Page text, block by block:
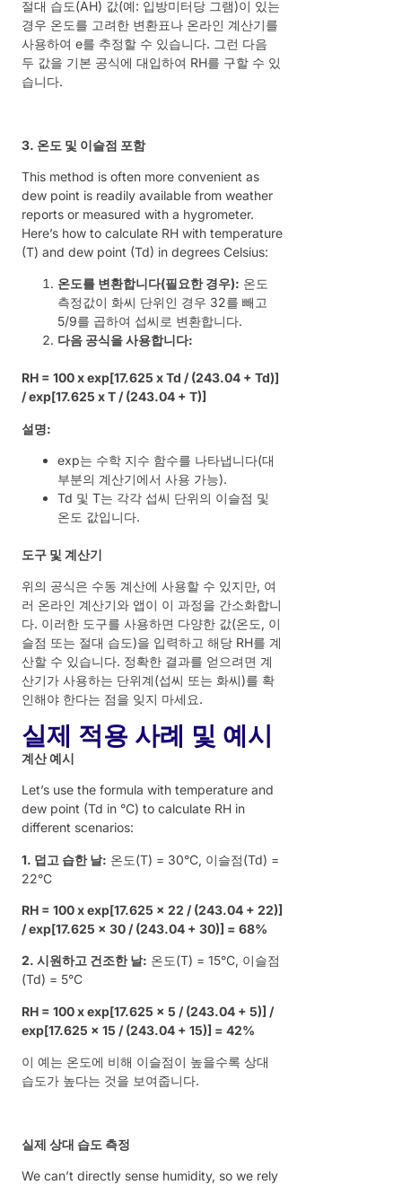
절대 습도(AH) 값(예: 입방미터당 그램)이 있는
경우 온도를 고려한 변환표나 온라인 계산기를
사용하여 e를 추정할 수 있습니다. 그런 다음
두 값을 기본 공식에 대입하여 RH를 구할 수 있
습니다.
3. 온도 및 이슬점 포함
This method is often more convenient as
dew point is readily available from weather
reports or measured with a hygrometer.
Here’s how to calculate RH with temperature
(T) and dew point (Td) in degrees Celsius:
온도를 변환합니다(필요한 경우): 온도
측정값이 화씨 단위인 경우 32를 빼고
5/9를 곱하여 섭씨로 변환합니다.
다음 공식을 사용합니다:
RH = 100 x exp[17.625 x Td / (243.04 + Td)]
/ exp[17.625 x T / (243.04 + T)]
설명:
exp는 수학 지수 함수를 나타냅니다(대
부분의 계산기에서 사용 가능).
Td 및 T는 각각 섭씨 단위의 이슬점 및
온도 값입니다.
도구 및 계산기
위의 공식은 수동 계산에 사용할 수 있지만, 여
러 온라인 계산기와 앱이 이 과정을 간소화합니
다. 이러한 도구를 사용하면 다양한 값(온도, 이
슬점 또는 절대 습도)을 입력하고 해당 RH를 계
산할 수 있습니다. 정확한 결과를 얻으려면 계
산기가 사용하는 단위계(섭씨 또는 화씨)를 확
인해야 한다는 점을 잊지 마세요.
실제 적용 사례 및 예시
계산 예시
Let’s use the formula with temperature and
dew point (Td in °C) to calculate RH in
different scenarios:
1. 덥고 습한 날: 온도(T) = 30°C, 이슬점(Td) =
22°C
RH = 100 x exp[17.625 x 22 / (243.04 + 22)]
/ exp[17.625 x 30 / (243.04 + 30)] = 68%
2. 시원하고 건조한 날: 온도(T) = 15°C, 이슬점
(Td) = 5°C
RH = 100 x exp[17.625 x 5 / (243.04 + 5)] /
exp[17.625 x 15 / (243.04 + 15)] = 42%
이 예는 온도에 비해 이슬점이 높을수록 상대
습도가 높다는 것을 보여줍니다.
실제 상대 습도 측정
We can’t directly sense humidity, so we rely